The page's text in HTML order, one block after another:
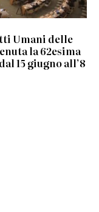
Umani delle
la 62esima
15 giugno all’8